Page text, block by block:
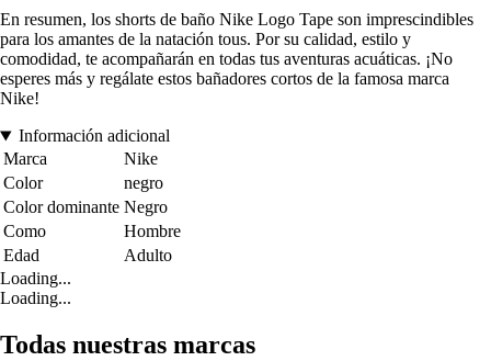
En resumen, los shorts de baño Nike Logo Tape son imprescindibles
para los amantes de la natación tous. Por su calidad, estilo y
comodidad, te acompañarán en todas tus aventuras acuáticas. ¡No
esperes más y regálate estos bañadores cortos de la famosa marca
Nike!
Información adicional
Marca
Nike
Color
negro
Color dominante Negro
Como
Hombre
Edad
Adulto
Loading...
Loading...
Todas nuestras marcas